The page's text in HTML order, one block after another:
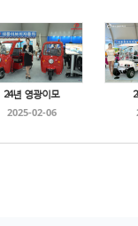
24년 영광이모
2025-02-06